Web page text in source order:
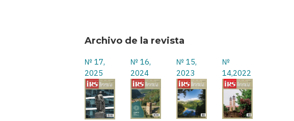
Archivo de la revista
№ 17,
2025
№ 16,
2024
№ 15,
2023
№
14,2022